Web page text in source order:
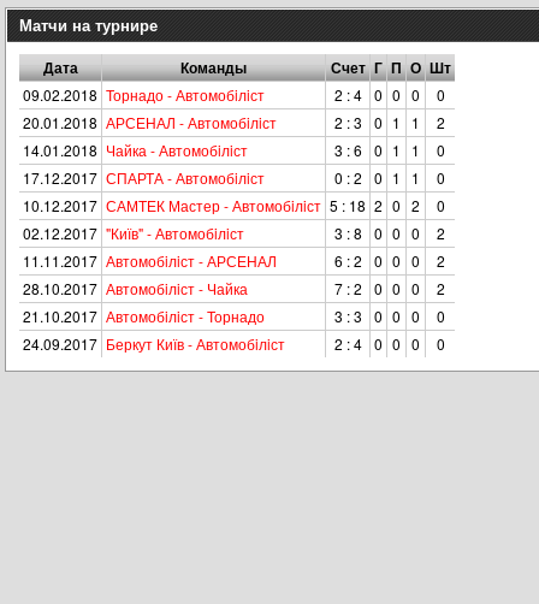
Матчи на турнире
Дата Команды Счет Г П О Шт
09.02.2018 Торнадо - Автомобiлiст 2 : 4 0 0 0
0
20.01.2018 АРСЕНАЛ - Автомобiлiст 2 : 3 0 1 1
2
14.01.2018 Чайка - Автомобiлiст 3 : 6 0 1 1
0
17.12.2017 СПАРТА - Автомобiлiст 0 : 2 0 1 1
0
10.12.2017 САМТЕК Мастер - Автомобiлiст 5 : 18 2 0 2
0
02.12.2017 "Київ" - Автомобiлiст 3 : 8 0 0 0
2
11.11.2017 Автомобiлiст - АРСЕНАЛ 6 : 2 0 0 0
2
28.10.2017 Автомобiлiст - Чайка 7 : 2 0 0 0
2
21.10.2017 Автомобiлiст - Торнадо 3 : 3 0 0 0
0
24.09.2017 Беркут Київ - Автомобiлiст 2 : 4 0 0 0 0